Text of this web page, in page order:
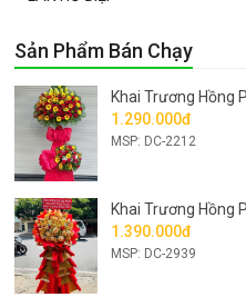
Sản Phẩm Bán Chạy
Khai Trương Hồng
1.290.000đ
MSP: DC-2212
Khai Trương Hồng
1.390.000đ
MSP: DC-2939